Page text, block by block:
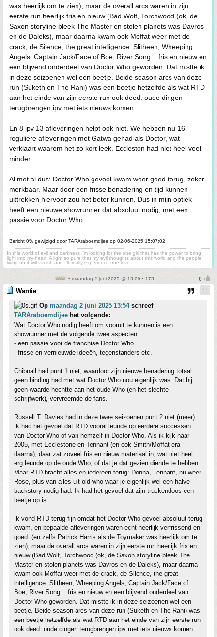
was heerlijk om te zien), maar de overall arcs waren in zijn
eerste run heerlijk fris en nieuw (Bad Wolf, Torchwood (ok, de
Saxon storyline bleek The Master en stolen planets was Davros
en de Daleks), maar daarna kwam ook Moffat weer met de
crack, de Silence, the great intelligence. Slitheen, Wheeping
Angels, Captain Jack/Face of Boe, River Song... fris en nieuw en
een blijvend onderdeel van Doctor Who geworden. Dat mistte ik
in deze seizoenen wel een beetje. Beide season arcs van deze
run (Suketh en The Rani) was een beetje hetzelfde als wat RTD
aan het einde van zijn eerste run ook deed: oude dingen
terugbrengen ipv met iets nieuws komen.
En 8 ipv 13 afleveringen helpt ook niet. We hebben nu 16
reguliere afleveringen met Gatwa gehad als Doctor, wat
verklaart waarom het zo kort leek. Eccleston had niet heel veel
minder.
Al met al dus: Doctor Who gevoel kwam weer goed terug, zeker
merkbaar. Maar door een frisse benadering en tijd kunnen
uittrekken hiervoor zou het beter kunnen. Dus in mijn optiek
heeft een nieuwe showrunner dat absoluut nodig, met een
passie voor Doctor Who.
Bericht 0% gewijzigd door TARAraboemdijee op 02-06-2025 15:07:02
In this world of evil and darkness I'm looking for the one girl that has the power to bring
light into my heart. A light so pure that my evil thoughts about this world and the people
living on it will vanish and I'll finally experience true love.
• maandag 2 juni 2025 @ 15:09 • 175
Wantie
Op maandag 2 juni 2025 13:54schreef
TARAraboemdijee het volgende:
Wat Doctor Who nodig heeft om vooruit te kunnen is een
showrunner met de volgende twee aspecten:
- een passie voor de franchise Doctor Who
- frisse en vernieuwde ideeën, tegenstanders etc.
Chibnall had punt 1 niet, waardoor zijn nieuwe benadering totaal
geen binding had met wat Doctor Who nou eigenlijk was. Dat hij
geen waarde hechtte aan het oude Who (en het slechte
schrijfwerk), vervreemde de fans.
Russell T. Davies had in deze twee seizoenen punt 2 niet (meer).
Ik had het gevoel dat RTD vooral leunde op eerdere successen
van Doctor Who of van hemzelf in Doctor Who. Als ik kijk naar
2005, met Ecclestone en Tennant (en ook Smith/Moffat era
daarna), daar zat zoveel fris en nieuw materiaal in, wat niet heel
erg leunde op de oude Who, of dat je dat gezien diende te hebben.
Maar RTD bracht alles en iedereen terug: Donna, Tennant, nu weer
Rose, plus van alles uit old-who waar je eigenlijk wel een halve
backstory nodig had. Ik had het gevoel dat zijn truckendoos een
beetje op is.
Ik vond RTD terug fijn omdat het Doctor Who gevoel absoluut terug
kwam, en bepaalde afleveringen waren echt heerlijk verfrissend en
goed. (en zelfs Patrick Harris als de Toymaker was heerlijk om te
zien), maar de overall arcs waren in zijn eerste run heerlijk fris en
nieuw (Bad Wolf, Torchwood (ok, de Saxon storyline bleek The
Master en stolen planets was Davros en de Daleks), maar daarna
kwam ook Moffat weer met de crack, de Silence, the great
intelligence. Slitheen, Wheeping Angels, Captain Jack/Face of
Boe, River Song... fris en nieuw en een blijvend onderdeel van
Doctor Who geworden. Dat mistte ik in deze seizoenen wel een
beetje. Beide season arcs van deze run (Suketh en The Rani) was
een beetje hetzelfde als wat RTD aan het einde van zijn eerste run
ook deed: oude dingen terugbrengen ipv met iets nieuws komen.